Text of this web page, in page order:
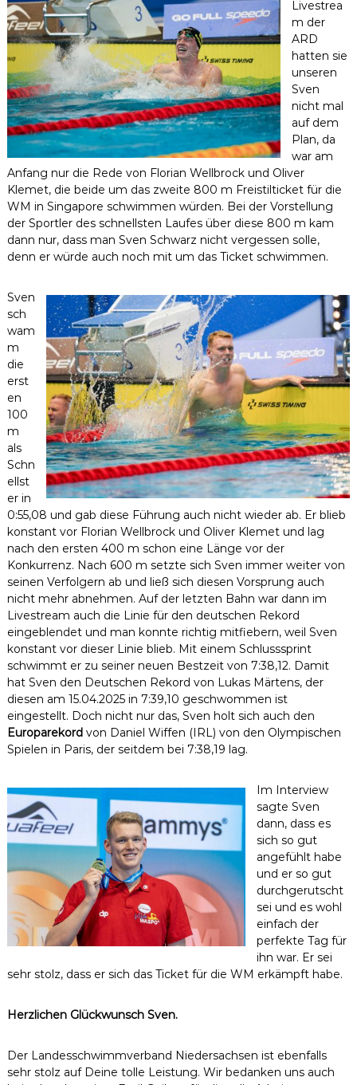
Livestrea
m der
ARD
hatten sie
unseren
Sven
nicht mal
auf dem
Plan, da
war am
Anfang nur die Rede von Florian Wellbrock und Oliver
Klemet, die beide um das zweite 800 m Freistilticket für die
WM in Singapore schwimmen würden. Bei der Vorstellung
der Sportler des schnellsten Laufes über diese 800 m kam
dann nur, dass man Sven Schwarz nicht vergessen solle,
denn er würde auch noch mit um das Ticket schwimmen.
Sven
sch
wam
m
die
erst
en
100
m
als
Schn
ellst
er in
0:55,08 und gab diese Führung auch nicht wieder ab. Er blieb
konstant vor Florian Wellbrock und Oliver Klemet und lag
nach den ersten 400 m schon eine Länge vor der
Konkurrenz. Nach 600 m setzte sich Sven immer weiter von
seinen Verfolgern ab und ließ sich diesen Vorsprung auch
nicht mehr abnehmen. Auf der letzten Bahn war dann im
Livestream auch die Linie für den deutschen Rekord
eingeblendet und man konnte richtig mitfiebern, weil Sven
konstant vor dieser Linie blieb. Mit einem Schlusssprint
schwimmt er zu seiner neuen Bestzeit von 7:38,12. Damit
hat Sven den Deutschen Rekord von Lukas Märtens, der
diesen am 15.04.2025 in 7:39,10 geschwommen ist
eingestellt. Doch nicht nur das, Sven holt sich auch den
Europarekord von Daniel Wiffen (IRL) von den Olympischen
Spielen in Paris, der seitdem bei 7:38,19 lag.
Im Interview
sagte Sven
dann, dass es
sich so gut
angefühlt habe
und er so gut
durchgerutscht
sei und es wohl
einfach der
perfekte Tag für
ihn war. Er sei
sehr stolz, dass er sich das Ticket für die WM erkämpft habe.
Herzlichen Glückwunsch Sven.
Der Landesschwimmverband Niedersachsen ist ebenfalls
sehr stolz auf Deine tolle Leistung. Wir bedanken uns auch